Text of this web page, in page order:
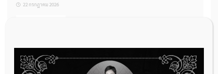
22 กรกฎาคม 2026
ผู้ประกอบการผลิต และ นักวิจัย ที่ต้องการขึ้นทะเบียนเครื่องมือแพทย์
ต้องทำอย่างไรบ้าง